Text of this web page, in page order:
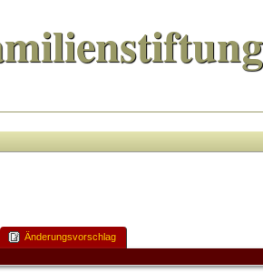
Änderungsvorschlag